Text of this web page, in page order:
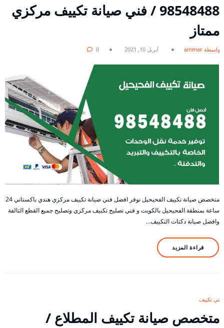
98548488 / فني صيانة تكييف مركزي
ممتاز
بواسطة ammar أبريل 10, 2021 0
متخصص صيانة تكييف الفحيحيل نوفر افضل فني صيانة تكييف مركزي هندي باكستاني 24
ساعة بمنطقة الفحيحيل بالكويت و فني تصليح تكييف مركزي وتصليح جميع القطع التالفة
وافضل صيانة دكتات التكييف…
قراءة المزيد
فني تكييف
متخصص صيانة تكييف المطلاع /